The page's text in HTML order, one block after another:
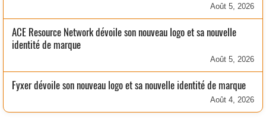
Août 5, 2026
ACE Resource Network dévoile son nouveau logo et sa nouvelle
identité de marque
Août 5, 2026
Fyxer dévoile son nouveau logo et sa nouvelle identité de marque
Août 4, 2026